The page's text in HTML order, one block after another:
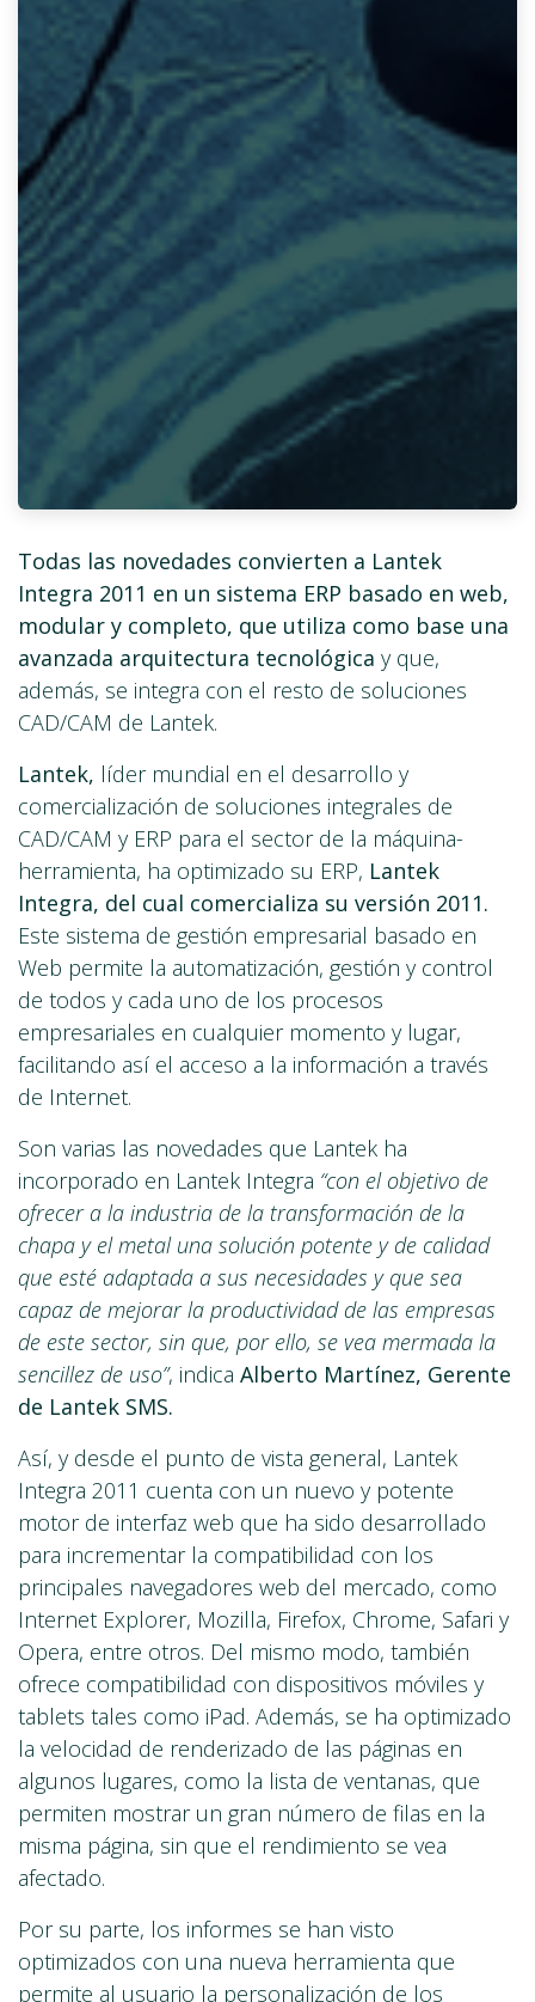
Todas las novedades convierten a Lantek
Integra 2011 en un sistema ERP basado en web,
modular y completo, que utiliza como base una
avanzada arquitectura tecnológica y que,
además, se integra con el resto de soluciones
CAD/CAM de Lantek.
Lantek, líder mundial en el desarrollo y
comercialización de soluciones integrales de
CAD/CAM y ERP para el sector de la máquina-
herramienta, ha optimizado su ERP, Lantek
Integra, del cual comercializa su versión 2011.
Este sistema de gestión empresarial basado en
Web permite la automatización, gestión y control
de todos y cada uno de los procesos
empresariales en cualquier momento y lugar,
facilitando así el acceso a la información a través
de Internet.
Son varias las novedades que Lantek ha
incorporado en Lantek Integra “con el objetivo de
ofrecer a la industria de la transformación de la
chapa y el metal una solución potente y de calidad
que esté adaptada a sus necesidades y que sea
capaz de mejorar la productividad de las empresas
de este sector, sin que, por ello, se vea mermada la
sencillez de uso”, indica Alberto Martínez, Gerente
de Lantek SMS.
Así, y desde el punto de vista general, Lantek
Integra 2011 cuenta con un nuevo y potente
motor de interfaz web que ha sido desarrollado
para incrementar la compatibilidad con los
principales navegadores web del mercado, como
Internet Explorer, Mozilla, Firefox, Chrome, Safari y
Opera, entre otros. Del mismo modo, también
ofrece compatibilidad con dispositivos móviles y
tablets tales como iPad. Además, se ha optimizado
la velocidad de renderizado de las páginas en
algunos lugares, como la lista de ventanas, que
permiten mostrar un gran número de filas en la
misma página, sin que el rendimiento se vea
afectado.
Por su parte, los informes se han visto
optimizados con una nueva herramienta que
permite al usuario la personalización de los